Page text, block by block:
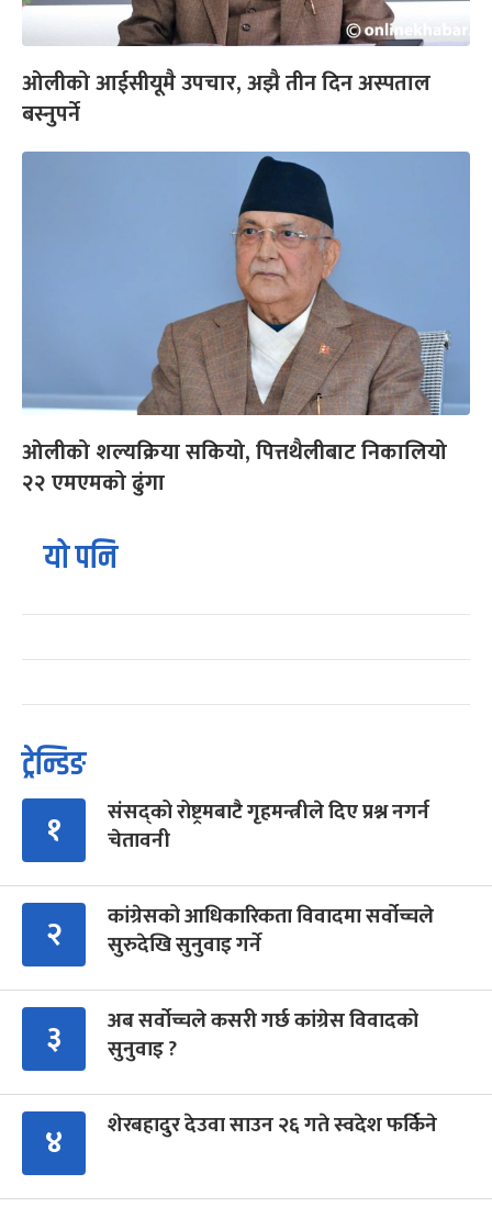
ओलीको आईसीयूमै उपचार, अझै तीन दिन अस्पताल
बस्नुपर्ने
ओलीको शल्यक्रिया सकियो, पित्तथैलीबाट निकालियो
२२ एमएमको ढुंगा
यो पनि
ट्रेन्डिङ
१
संसद्को रोष्ट्रमबाटै गृहमन्त्रीले दिए प्रश्न नगर्न
चेतावनी
२
कांग्रेसको आधिकारिकता विवादमा सर्वोच्चले
सुरुदेखि सुनुवाइ गर्ने
३
अब सर्वोच्चले कसरी गर्छ कांग्रेस विवादको
सुनुवाइ ?
४ शेरबहादुर देउवा साउन २६ गते स्वदेश फर्किने